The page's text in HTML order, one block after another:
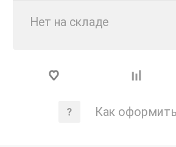
Нет на складе
Как